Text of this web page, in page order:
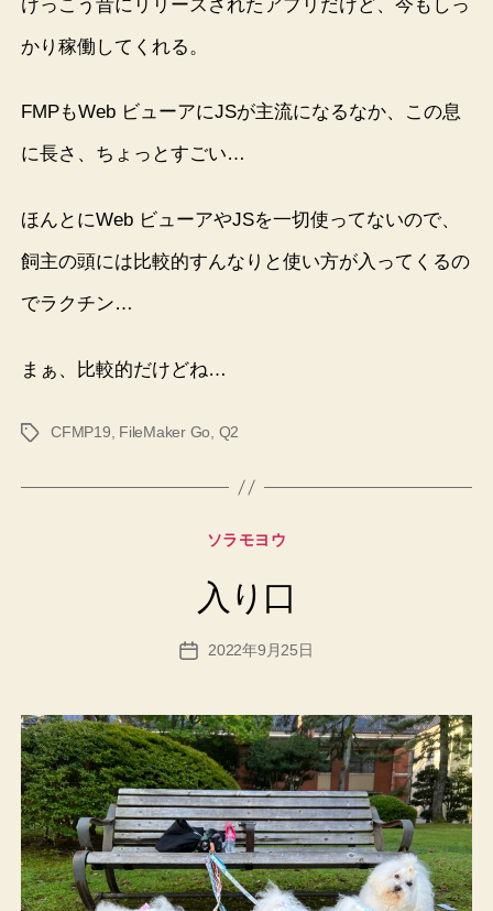
かり稼働してくれる。
FMPもWeb ビューアにJSが主流になるなか、この息
に長さ、ちょっとすごい…
ほんとにWeb ビューアやJSを一切使ってないので、
飼主の頭には比較的すんなりと使い方が入ってくるの
でラクチン…
まぁ、比較的だけどね…
タ
CFMP19, FileMaker Go, Q2
カ
ゴ
リ
ソラモヨウ
入り口
投
2022年9月25日